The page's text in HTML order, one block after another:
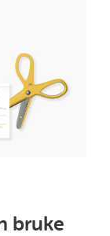
bruke